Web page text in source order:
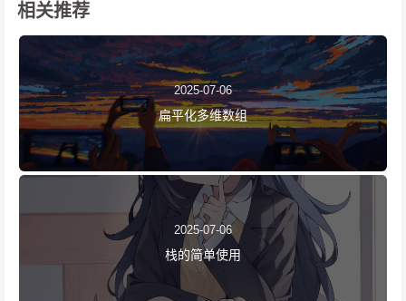
相关推荐
2025-07-06
扁平化多维数组
2025-07-06
栈的简单使用